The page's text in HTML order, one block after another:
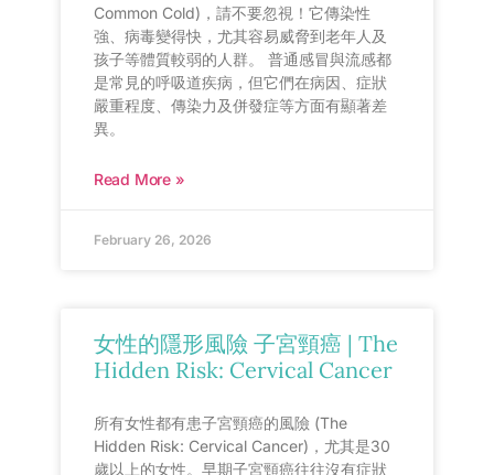
Common Cold)，請不要忽視！它傳染性
強、病毒變得快，尤其容易威脅到老年人及
孩子等體質較弱的人群。 普通感冒與流感都
是常見的呼吸道疾病，但它們在病因、症狀
嚴重程度、傳染力及併發症等方面有顯著差
異。
Read More »
February 26, 2026
女性的隱形風險 子宮頸癌 | The
Hidden Risk: Cervical Cancer
所有女性都有患子宮頸癌的風險 (The
Hidden Risk: Cervical Cancer)，尤其是30
歲以上的女性。早期子宮頸癌往往沒有症狀